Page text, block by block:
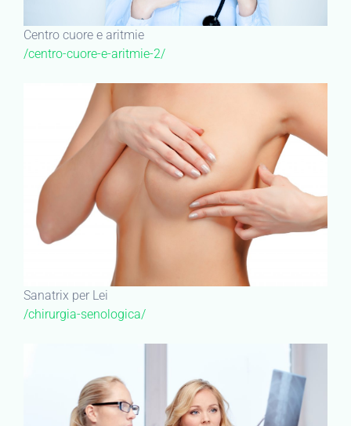
Centro cuore e aritmie
/centro-cuore-e-aritmie-2/
Sanatrix per Lei
/chirurgia-senologica/